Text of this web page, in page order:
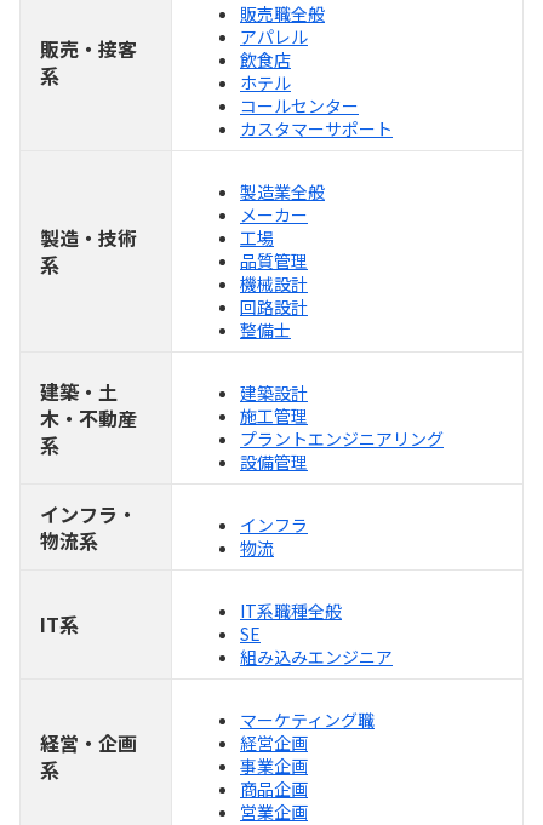
販売・接客
系
販売職全般
アパレル
飲食店
ホテル
コールセンター
カスタマーサポート
製造・技術
系
製造業全般
メーカー
工場
品質管理
機械設計
回路設計
整備士
建築・土
木・不動産
系
建築設計
施工管理
プラントエンジニアリング
設備管理
インフラ・
物流系
インフラ
物流
IT系
IT系職種全般
SE
組み込みエンジニア
経営・企画
系
マーケティング職
経営企画
事業企画
商品企画
営業企画